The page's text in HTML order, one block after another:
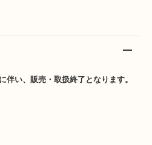
伴い、販売・取扱終了となります。